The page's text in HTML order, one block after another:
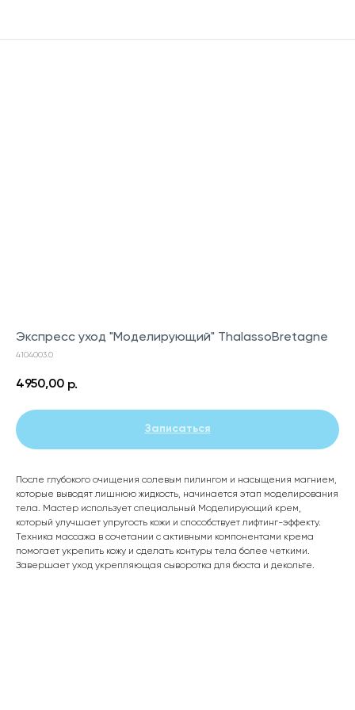
Экспресс уход "Моделирующий" ThalassoBretagne
4104003.0
4950,00 р.
Записаться
После глубокого очищения солевым пилингом и насыщения магнием,
которые выводят лишнюю жидкость, начинается этап моделирования
тела. Мастер использует специальный Моделирующий крем,
который улучшает упругость кожи и способствует лифтинг-эффекту.
Техника массажа в сочетании с активными компонентами крема
помогает укрепить кожу и сделать контуры тела более четкими.
Завершает уход укрепляющая сыворотка для бюста и декольте.